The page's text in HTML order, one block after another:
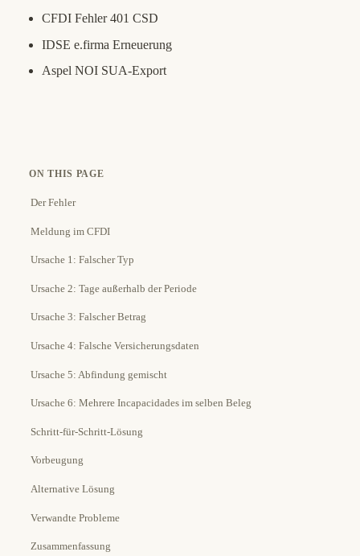
CFDI Fehler 401 CSD
IDSE e.firma Erneuerung
Aspel NOI SUA-Export
ON THIS PAGE
Der Fehler
Meldung im CFDI
Ursache 1: Falscher Typ
Ursache 2: Tage außerhalb der Periode
Ursache 3: Falscher Betrag
Ursache 4: Falsche Versicherungsdaten
Ursache 5: Abfindung gemischt
Ursache 6: Mehrere Incapacidades im selben Beleg
Schritt-für-Schritt-Lösung
Vorbeugung
Alternative Lösung
Verwandte Probleme
Zusammenfassung